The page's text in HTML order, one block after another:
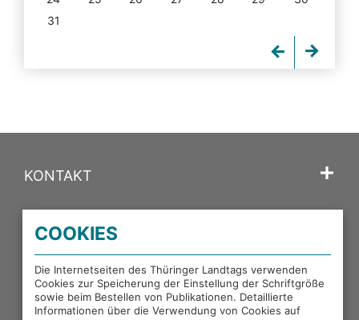
31
KONTAKT
PORTALE DES THÜRINGER LANDTAGS
EXTERNE LINKS
COOKIES
Die Internetseiten des Thüringer Landtags verwenden
Cookies zur Speicherung der Einstellung der Schriftgröße
sowie beim Bestellen von Publikationen. Detaillierte
Informationen über die Verwendung von Cookies auf